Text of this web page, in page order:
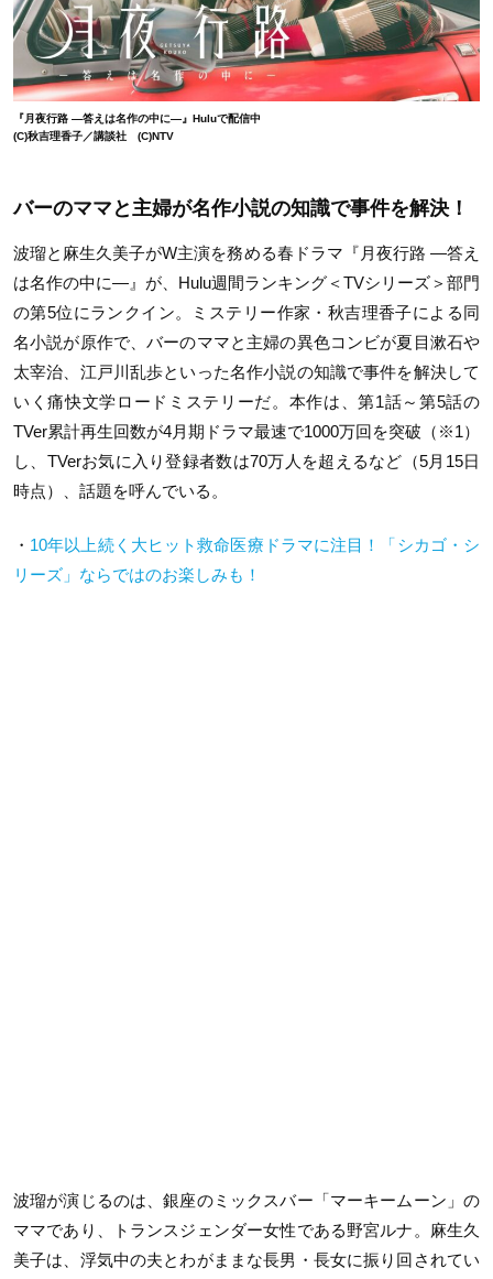
『月夜行路 ―答えは名作の中に―』Huluで配信中
(C)秋吉理香子／講談社 (C)NTV
バーのママと主婦が名作小説の知識で事件を解決！
波瑠と麻生久美子がW主演を務める春ドラマ『月夜行路 ―答え
は名作の中に―』が、Hulu週間ランキング＜TVシリーズ＞部門
の第5位にランクイン。ミステリー作家・秋吉理香子による同
名小説が原作で、バーのママと主婦の異色コンビが夏目漱石や
太宰治、江戸川乱歩といった名作小説の知識で事件を解決して
いく痛快文学ロードミステリーだ。本作は、第1話～第5話の
TVer累計再生回数が4月期ドラマ最速で1000万回を突破（※1）
し、TVerお気に入り登録者数は70万人を超えるなど（5月15日
時点）、話題を呼んでいる。
・ 10年以上続く大ヒット救命医療ドラマに注目！「シカゴ・シ
リーズ」ならではのお楽しみも！
波瑠が演じるのは、銀座のミックスバー「マーキームーン」の
ママであり、トランスジェンダー女性である野宮ルナ。麻生久
美子は、浮気中の夫とわがままな長男・長女に振り回されてい